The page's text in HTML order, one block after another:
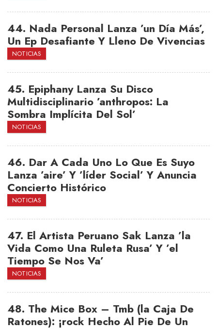
44. Nada Personal Lanza ’un Día Más’,
Un Ep Desafiante Y Lleno De Vivencias
NOTICIAS
45. Epiphany Lanza Su Disco
Multidisciplinario ’anthropos: La
Sombra Implícita Del Sol’
NOTICIAS
46. Dar A Cada Uno Lo Que Es Suyo
Lanza ’aire’ Y ’líder Social’ Y Anuncia
Concierto Histórico
NOTICIAS
47. El Artista Peruano Sak Lanza ’la
Vida Como Una Ruleta Rusa’ Y ’el
Tiempo Se Nos Va’
NOTICIAS
48. The Mice Box – Tmb (la Caja De
Ratones): ¡rock Hecho Al Pie De Un